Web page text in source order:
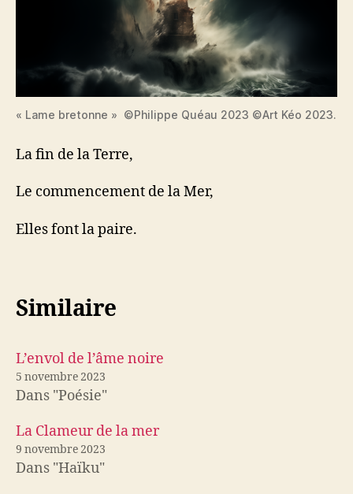
« Lame bretonne » ©Philippe Quéau 2023 ©Art Kéo 2023.
La fin de la Terre,
Le commencement de la Mer,
Elles font la paire.
Similaire
L’envol de l’âme noire
5 novembre 2023
Dans "Poésie"
La Clameur de la mer
9 novembre 2023
Dans "Haïku"